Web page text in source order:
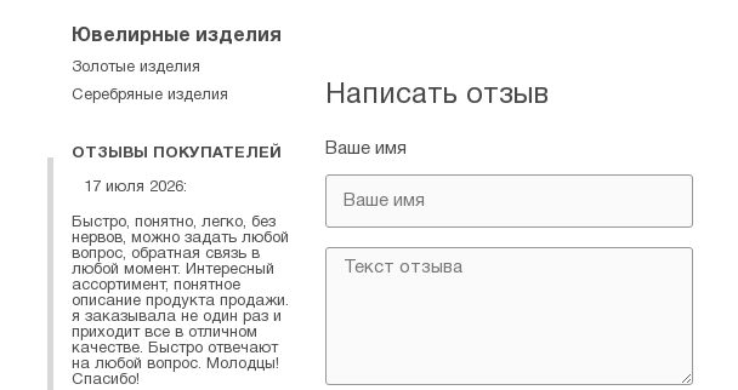
Написать отзыв
Ваше имя
Ювелирные изделия
Золотые изделия
Серебряные изделия
ОТЗЫВЫ ПОКУПАТЕЛЕЙ
17 июля 2026:
Быстро, понятно, легко, без
нервов, можно задать любой
вопрос, обратная связь в
любой момент. Интересный
ассортимент, понятное
описание продукта продажи.
я заказывала не один раз и
приходит все в отличном
качестве. Быстро отвечают
на любой вопрос. Молодцы!
Спасибо!